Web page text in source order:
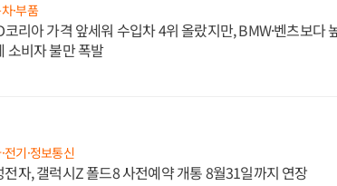
·부품
코리아 가격 앞세워 수입차 4위 올랐지만, BMW·벤츠보다
소비자 불만 폭발
전기·정보통신
전자, 갤럭시Z 폴드8 사전예약 개통 8월31일까지 연장